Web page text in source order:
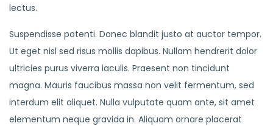
lectus.
Suspendisse potenti. Donec blandit justo at auctor tempor.
Ut eget nisl sed risus mollis dapibus. Nullam hendrerit dolor
ultricies purus viverra iaculis. Praesent non tincidunt
magna. Mauris faucibus massa non velit fermentum, sed
interdum elit aliquet. Nulla vulputate quam ante, sit amet
elementum neque gravida in. Aliquam ornare placerat